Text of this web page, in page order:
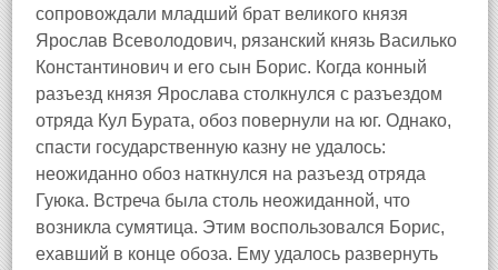
сопровождали младший брат великого князя
Ярослав Всеволодович, рязанский князь Василько
Константинович и его сын Борис. Когда конный
разъезд князя Ярослава столкнулся с разъездом
отряда Кул Бурата, обоз повернули на юг. Однако,
спасти государственную казну не удалось:
неожиданно обоз наткнулся на разъезд отряда
Гуюка. Встреча была столь неожиданной, что
возникла сумятица. Этим воспользовался Борис,
ехавший в конце обоза. Ему удалось развернуть